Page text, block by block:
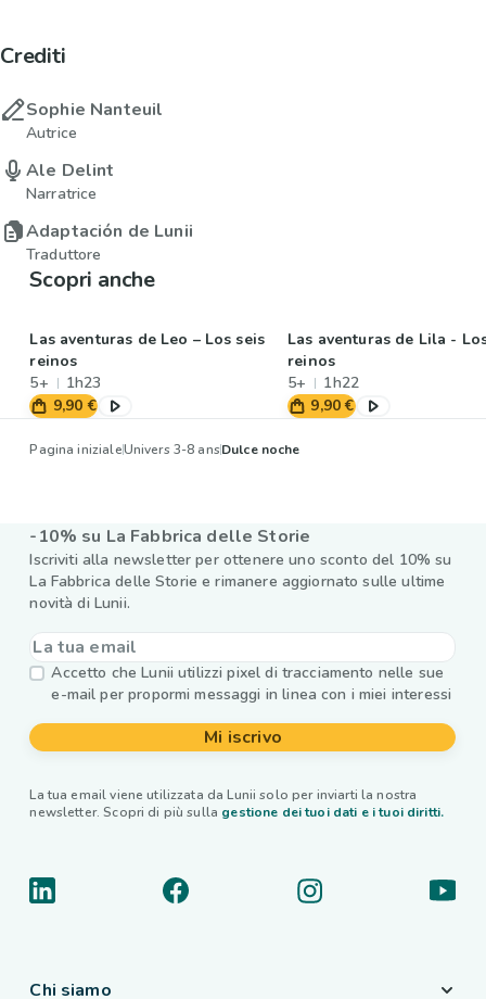
Crediti
Sophie Nanteuil
Autrice
Ale Delint
Narratrice
Adaptación de Lunii
Traduttore
Scopri anche
Las aventuras de Leo – Los seis
reinos
5+
1h23
9,90 €
Las aventuras de Lila -
reinos
5+
1h22
9,90 €
Pagina inizialeUnivers 3-8 ansDulce noche
-10% su La Fabbrica delle Storie
Iscriviti alla newsletter per ottenere uno sconto del 10% su
La Fabbrica delle Storie e rimanere aggiornato sulle ultime
novità di Lunii.
Accetto che Lunii utilizzi pixel di tracciamento nelle sue
e-mail per propormi messaggi in linea con i miei interessi
Mi iscrivo
La tua email viene utilizzata da Lunii solo per inviarti la nostra
newsletter. Scopri di più sulla gestione dei tuoi dati e i tuoi diritti.
Chi siamo